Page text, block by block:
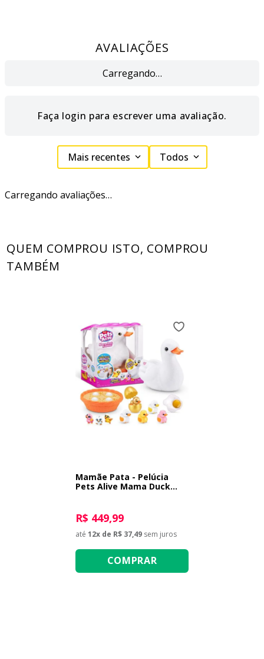
AVALIAÇÕES
Carregando…
Faça login para escrever uma avaliação.
Mais recentes Todos
Carregando avaliações…
QUEM COMPROU ISTO, COMPROU
TAMBÉM
Mamãe Pata - Pelúcia
Pets Alive Mama Duck
R$ 449,99
até 12x de R$ 37,49 sem juros
COMPRAR